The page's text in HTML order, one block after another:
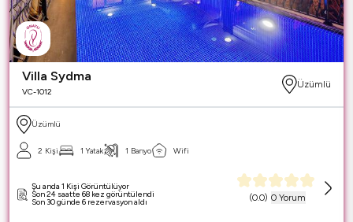
Villa Sydma
VC-1012
Üzümlü
Üzümlü
2 Kişi 1 Yatak 1 Banyo Wifi
(0.0) 0 Yorum
Şu anda 1 Kişi Görüntülüyor
Son 24 saatte 68 kez görüntülendi
Son 30 günde 6 rezervasyon aldı